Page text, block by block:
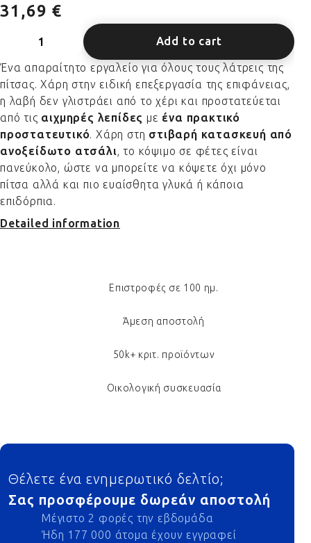
31,69 €
Add to cart
Ένα απαραίτητο εργαλείο για όλους τους λάτρεις της
πίτσας. Χάρη στην ειδική επεξεργασία της επιφάνειας,
η λαβή δεν γλιστράει από το χέρι και προστατεύεται
από τις αιχμηρές λεπίδες με ένα πρακτικό
προστατευτικό. Χάρη στη στιβαρή κατασκευή από
ανοξείδωτο ατσάλι, το κόψιμο σε φέτες είναι
πανεύκολο, ώστε να μπορείτε να κόψετε όχι μόνο
πίτσα αλλά και πιο ευαίσθητα γλυκά ή κάποια
επιδόρπια.
Detailed information
Επιστροφές σε 100 ημ.
Άμεση αποστολή
50k+ κριτ. προϊόντων
Οικολογική συσκευασία
Footer
Θέλετε ένα ενημερωτικό δελτίο;
Σας προσφέρουμε δωρεάν αποστολή
Μέγιστο 2 φορές την εβδομάδα
Ήδη 177 000 άτομα έχουν εγγραφεί